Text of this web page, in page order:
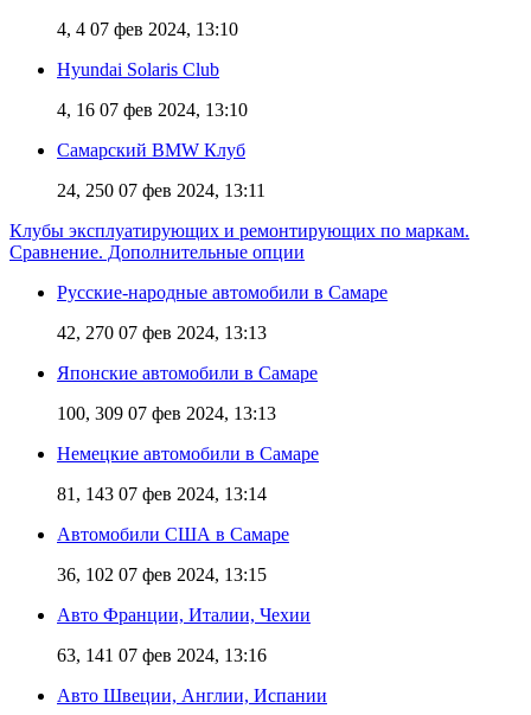
4, 4 07 фев 2024, 13:10
Hyundai Solaris Club
4, 16 07 фев 2024, 13:10
Самарский BMW Клуб
24, 250 07 фев 2024, 13:11
Клубы эксплуатирующих и ремонтирующих по маркам.
Сравнение. Дополнительные опции
Русские-народные автомобили в Самаре
42, 270 07 фев 2024, 13:13
Японские автомобили в Самаре
100, 309 07 фев 2024, 13:13
Немецкие автомобили в Самаре
81, 143 07 фев 2024, 13:14
Автомобили США в Самаре
36, 102 07 фев 2024, 13:15
Авто Франции, Италии, Чехии
63, 141 07 фев 2024, 13:16
Авто Швеции, Англии, Испании